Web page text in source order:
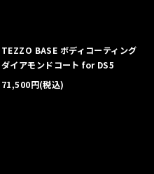
TEZZO BASE ボディコーティング
ダイアモンドコート for DS5
71,500円(税込)